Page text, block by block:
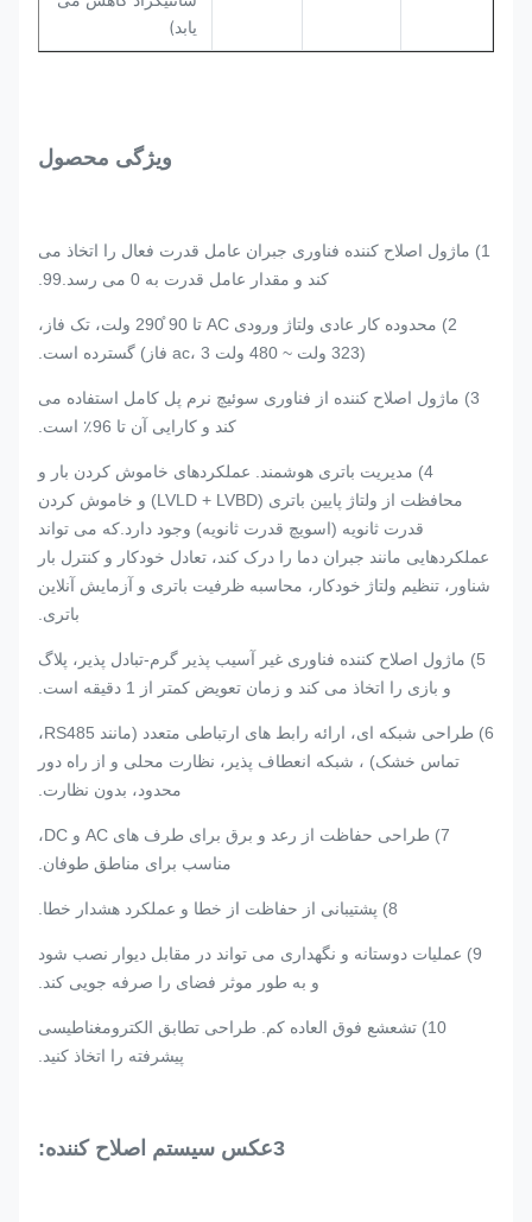
یابد)
ویژگی محصول
1) ماژول اصلاح کننده فناوری جبران عامل قدرت فعال را اتخاذ می
کند و مقدار عامل قدرت به 0 می رسد.99.
2) محدوده کار عادی ولتاژ ورودی AC تا 90 ̊290 ولت، تک فاز،
(323 ولت ~ 480 ولت ac، 3 فاز) گسترده است.
3) ماژول اصلاح کننده از فناوری سوئیچ نرم پل کامل استفاده می
کند و کارایی آن تا 96٪ است.
4) مدیریت باتری هوشمند. عملکردهای خاموش کردن بار و
محافظت از ولتاژ پایین باتری (LVLD + LVBD) و خاموش کردن
قدرت ثانویه (اسویچ قدرت ثانویه) وجود دارد.که می تواند
عملکردهایی مانند جبران دما را درک کند، تعادل خودکار و کنترل بار
شناور، تنظیم ولتاژ خودکار، محاسبه ظرفیت باتری و آزمایش آنلاین
باتری.
5) ماژول اصلاح کننده فناوری غیر آسیب پذیر گرم-تبادل پذیر، پلاگ
و بازی را اتخاذ می کند و زمان تعویض کمتر از 1 دقیقه است.
6) طراحی شبکه ای، ارائه رابط های ارتباطی متعدد (مانند RS485،
تماس خشک) ، شبکه انعطاف پذیر، نظارت محلی و از راه دور
محدود، بدون نظارت.
7) طراحی حفاظت از رعد و برق برای طرف های AC و DC،
مناسب برای مناطق طوفان.
8) پشتیبانی از حفاظت از خطا و عملکرد هشدار خطا.
9) عملیات دوستانه و نگهداری می تواند در مقابل دیوار نصب شود
و به طور موثر فضای را صرفه جویی کند.
10) تشعشع فوق العاده کم. طراحی تطابق الکترومغناطیسی
پیشرفته را اتخاذ کنید.
3عکس سیستم اصلاح کننده: